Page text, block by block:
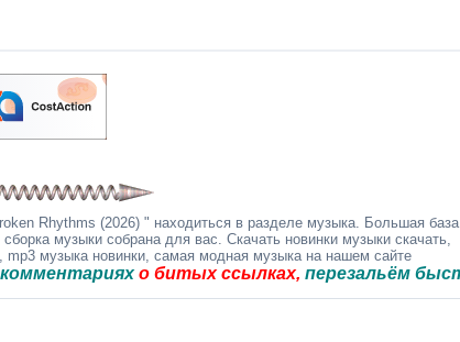
Rhythms (2026) " находиться в разделе музыка. Большая база
музыки собрана для вас. Скачать новинки музыки скачать,
mp3 музыка новинки, самая модная музыка на нашем сайте
о битых ссылках,перезальём быстро.